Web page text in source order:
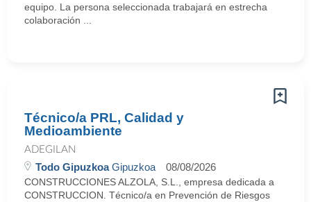
equipo. La persona seleccionada trabajará en estrecha
colaboración ...
Técnico/a PRL, Calidad y
Medioambiente
ADEGILAN
Todo GipuzkoaGipuzkoa 08/08/2026
CONSTRUCCIONES ALZOLA, S.L., empresa dedicada a
CONSTRUCCION. Técnico/a en Prevención de Riesgos